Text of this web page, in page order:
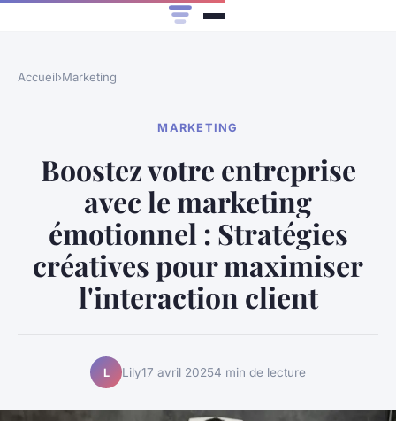
Accueil›Marketing
MARKETING
Boostez votre entreprise
avec le marketing
émotionnel : Stratégies
créatives pour maximiser
l'interaction client
L Lily17 avril 20254 min de lecture